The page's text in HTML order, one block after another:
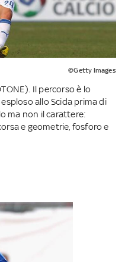
©Getty Images
Il percorso è lo
allo Scida prima di
ma non il carattere:
e geometrie, fosforo e